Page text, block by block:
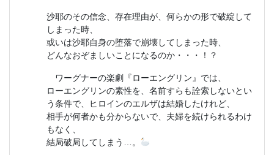
沙耶のその信念、存在理由が、何らかの形で破綻して
しまった時、
或いは沙耶自身の堕落で崩壊してしまった時、
どんなおぞましいことになるのか・・・！？
ワーグナーの楽劇『ローエングリン』では、
ローエングリンの素性を、名前すらも詮索しないとい
う条件で、ヒロインのエルザは結婚したけれど、
相手が何者かも分からないで、夫婦を続けられるわけ
もなく、
結局破局してしまう…。